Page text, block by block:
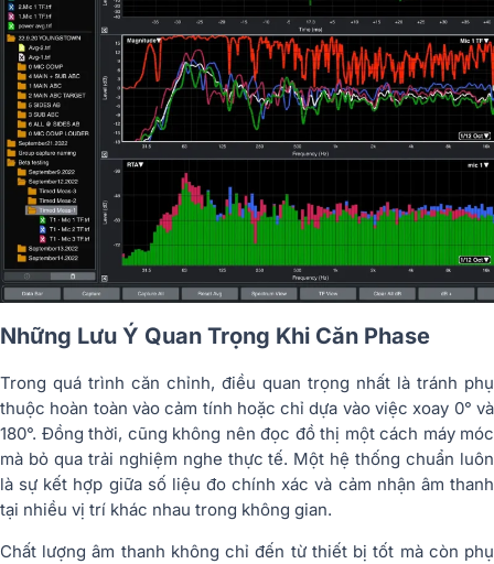
Những Lưu Ý Quan Trọng Khi Căn Phase
Trong quá trình căn chỉnh, điều quan trọng nhất là tránh phụ
thuộc hoàn toàn vào cảm tính hoặc chỉ dựa vào việc xoay 0° và
180°. Đồng thời, cũng không nên đọc đồ thị một cách máy móc
mà bỏ qua trải nghiệm nghe thực tế. Một hệ thống chuẩn luôn
là sự kết hợp giữa số liệu đo chính xác và cảm nhận âm thanh
tại nhiều vị trí khác nhau trong không gian.
Chất lượng âm thanh không chỉ đến từ thiết bị tốt mà còn phụ